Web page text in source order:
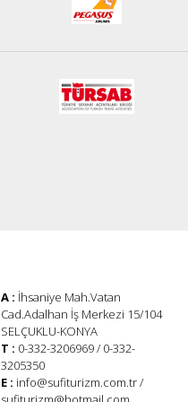
A : İhsaniye Mah.Vatan
Cad.Adalhan İş Merkezi 15/104
SELÇUKLU-KONYA
T : 0-332-3206969 / 0-332-
3205350
E : info@sufiturizm.com.tr/